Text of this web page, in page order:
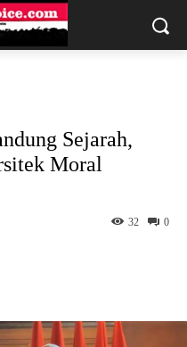
Sejarah,
Moral
0
32